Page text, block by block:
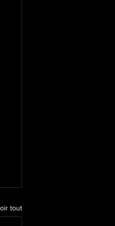
tout